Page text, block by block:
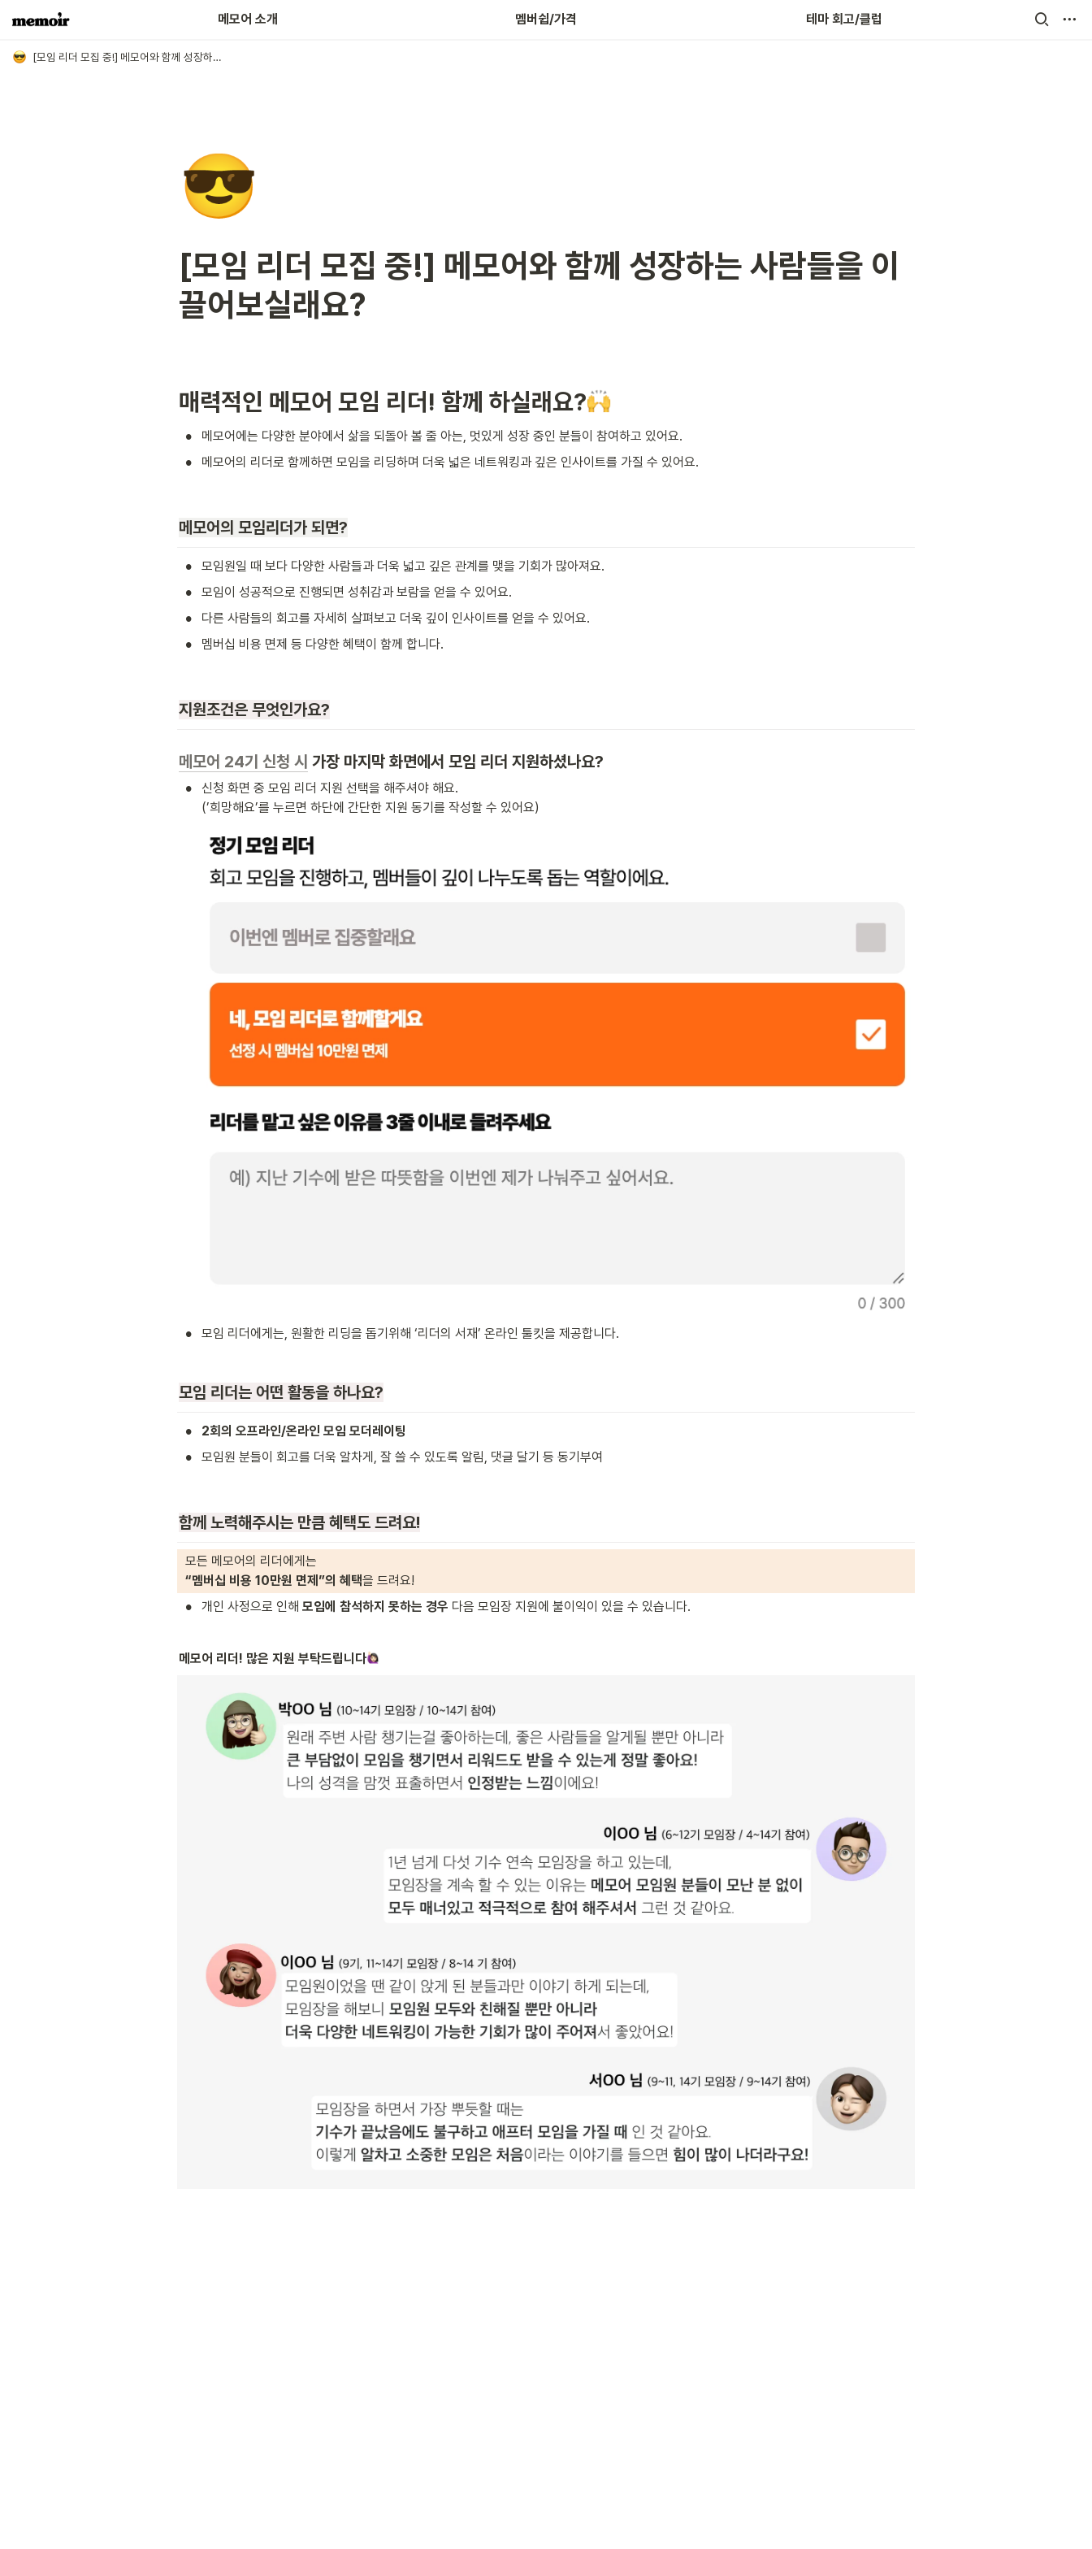
메모어 소개 멤버쉽/가격 테마 회고/클럽
[모임 리더 모집 중!] 메모어와 함께 성장하는 사람들을 이끌어보실래요?
어떤 분들이 함께하고 있나요? 나의 보증금 확인하기 회고인(人)터뷰
😎
[모임 리더 모집 중!] 메모어와 함께 성장하는 사람들을 이
끌어보실래요?
매력적인 메모어 모임 리더! 함께 하실래요?
• 메모어에는 다양한 분야에서 삶을 되돌아 볼 줄 아는, 멋있게 성장 중인 분들이 참여하고 있어요.
• 메모어의 리더로 함께하면 모임을 리딩하며 더욱 넓은 네트워킹과 깊은 인사이트를 가질 수 있어요.
메모어의 모임리더가 되면?
• 모임원일 때 보다 다양한 사람들과 더욱 넓고 깊은 관계를 맺을 기회가 많아져요.
• 모임이 성공적으로 진행되면 성취감과 보람을 얻을 수 있어요.
• 다른 사람들의 회고를 자세히 살펴보고 더욱 깊이 인사이트를 얻을 수 있어요.
• 멤버십 비용 면제 등 다양한 혜택이 함께 합니다.
지원조건은 무엇인가요?
메모어 24기 신청 시 가장 마지막 화면에서 모임 리더 지원하셨나요?
•
신청 화면 중 모임 리더 지원 선택을 해주셔야 해요.
(’희망해요’를 누르면 하단에 간단한 지원 동기를 작성할 수 있어요)
• 모임 리더에게는, 원활한 리딩을 돕기위해 ‘리더의 서재’ 온라인 툴킷을 제공합니다.
모임 리더는 어떤 활동을 하나요?
• 2회의 오프라인/온라인 모임 모더레이팅
• 모임원 분들이 회고를 더욱 알차게, 잘 쓸 수 있도록 알림, 댓글 달기 등 동기부여
함께 노력해주시는 만큼 혜택도 드려요!
  모든 메모어의 리더에게는
  “멤버십 비용 10만원 면제”의 혜택
을 드려요!
• 개인 사정으로 인해 모임에 참석하지 못하는 경우 다음 모임장 지원에 불이익이 있을 수 있습니다.
메모어 리더! 많은 지원 부탁드립니다